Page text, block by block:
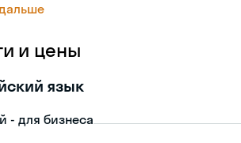
и цены
язык
- для бизнеса